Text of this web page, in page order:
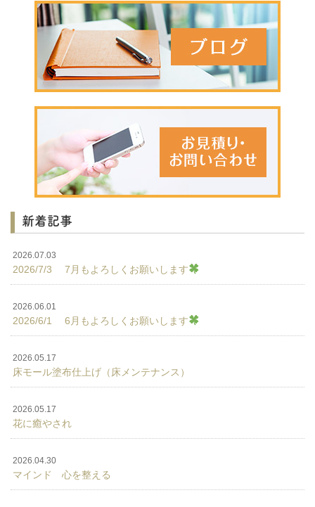
新着記事
2026.07.03
2026/7/3 7月もよろしくお願いします
2026.06.01
2026/6/1 6月もよろしくお願いします
2026.05.17
床モール塗布仕上げ（床メンテナンス）
2026.05.17
花に癒やされ
2026.04.30
マインド 心を整える